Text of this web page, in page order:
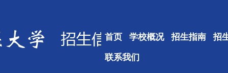
首页 学校概况 招生指南 招
联系我们